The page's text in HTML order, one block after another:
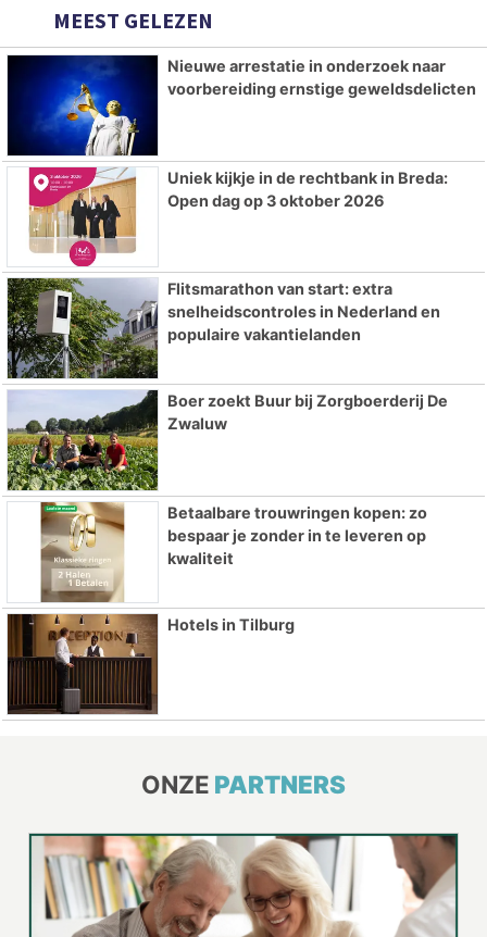
MEEST GELEZEN
Nieuwe arrestatie in onderzoek naar
voorbereiding ernstige geweldsdelicten
Uniek kijkje in de rechtbank in Breda:
Open dag op 3 oktober 2026
Flitsmarathon van start: extra
snelheidscontroles in Nederland en
populaire vakantielanden
Boer zoekt Buur bij Zorgboerderij De
Zwaluw
Betaalbare trouwringen kopen: zo
bespaar je zonder in te leveren op
kwaliteit
Hotels in Tilburg
ONZE PARTNERS